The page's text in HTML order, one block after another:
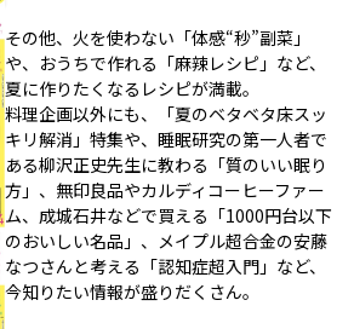
その他、火を使わない「体感“秒”副菜」
や、おうちで作れる「麻辣レシピ」など、
夏に作りたくなるレシピが満載。
料理企画以外にも、「夏のベタベタ床スッ
キリ解消」特集や、睡眠研究の第一人者で
ある柳沢正史先生に教わる「質のいい眠り
方」、無印良品やカルディコーヒーファー
ム、成城石井などで買える「1000円台以下
のおいしい名品」、メイプル超合金の安藤
なつさんと考える「認知症超入門」など、
今知りたい情報が盛りだくさん。